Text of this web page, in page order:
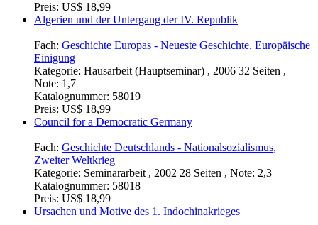
Fach: Kunst - Malerei
Kategorie:Hausarbeit , 2005 28 Seiten , Note: 1,7
Preis: US$ 18,99
Algerien und der Untergang der IV. Republik
Fach: Geschichte Europas - Neueste Geschichte, Europäische
Einigung
Kategorie: Hausarbeit (Hauptseminar) , 2006 32 Seiten ,
Note: 1,7
Preis: US$ 18,99
Council for a Democratic Germany
Fach:Geschichte Deutschlands - Nationalsozialismus,
Zweiter Weltkrieg
Kategorie:Seminararbeit , 2002 28 Seiten , Note: 2,3